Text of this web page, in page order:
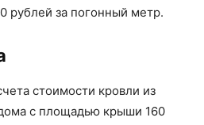
рублей за погонный метр.
стоимости кровли из
с площадью крыши 160